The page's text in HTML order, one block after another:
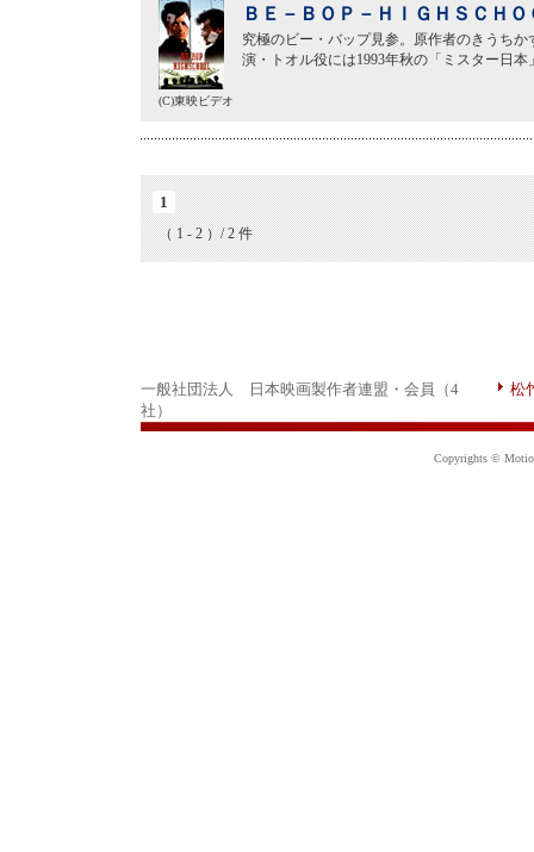
ＢＥ－ＢＯＰ－ＨＩＧＨＳＣＨ
究極のビー・バップ見参。原作者のきうち
演・トオル役には1993年秋の「ミスター日
(C)東映ビデオ
1
（ 1 - 2 ）/ 2 件
一般社団法人 日本映画製作者連盟・会員（4
社）
松
Copyrights ©